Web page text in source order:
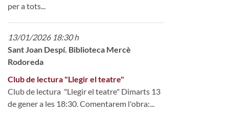
per a tots...
13/01/2026 18:30 h
Sant Joan Despí. Biblioteca Mercè
Rodoreda
Club de lectura "Llegir el teatre"
Club de lectura "Llegir el teatre" Dimarts 13
de gener a les 18:30. Comentarem l'obra:...